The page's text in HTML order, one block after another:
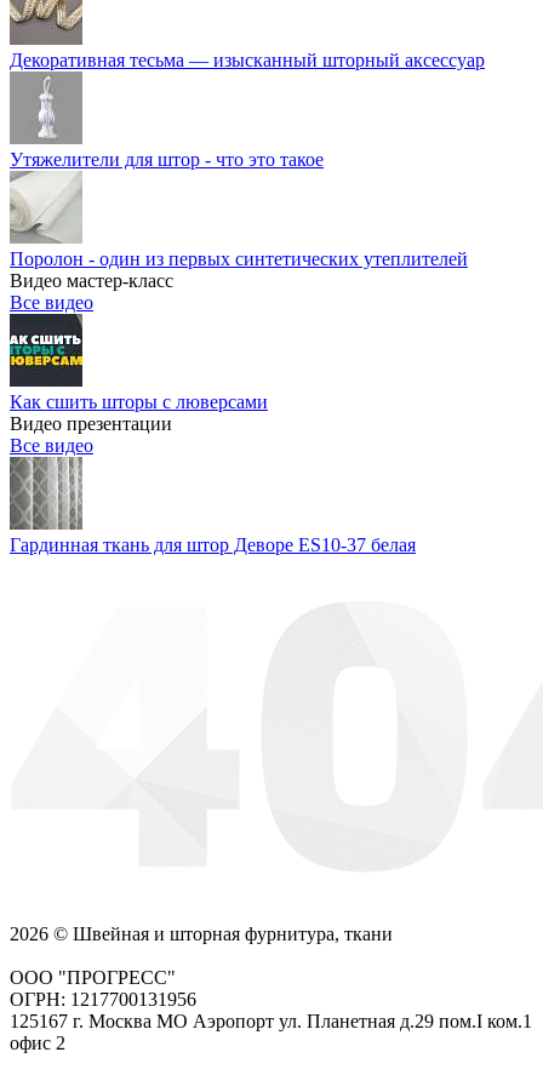
Декоративная тесьма — изысканный шторный аксессуар
Утяжелители для штор - что это такое
Поролон - один из первых синтетических утеплителей
Видео мастер-класс
Все видео
Как сшить шторы с люверсами
Видео презентации
Все видео
Гардинная ткань для штор Деворе ES10-37 белая
2026 © Швейная и шторная фурнитура, ткани
ООО "ПРОГРЕСС"
ОГРН: 1217700131956
125167 г. Москва МО Аэропорт ул. Планетная д.29 пом.I ком.1
офис 2